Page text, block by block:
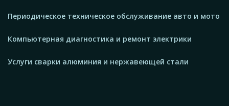
Периодическое техническое обслуживание авто и мото
Компьютерная диагностика и ремонт электрики
Услуги сварки алюминия и нержавеющей стали